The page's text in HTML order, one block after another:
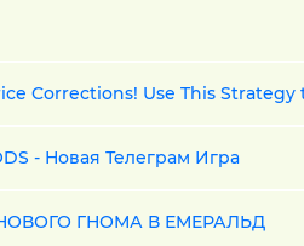
Corrections! Use This Strategy
- Новая Телеграм Игра
ГНОМА В ЕМЕРАЛЬД